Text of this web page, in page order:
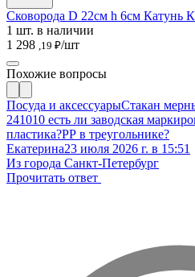
Сковорода D 22см h 6см
1 шт. в наличии
1 298 ,19 ₽/шт
Похожие вопросы
Посуда и аксессуарыСтакан
241010 есть ли заводская
пластика?РР в треугольнике?
Екатерина23 июля 2026 г. в 15:51
Из города Санкт-Петербург
Прочитать ответ